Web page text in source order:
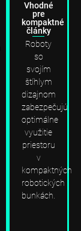
Vhodné
pre
kompaktné
články
Roboty
so
svojím
štíhlym
dizajnom
zabezpečujú
optimálne
využitie
priestoru
v
kompaktných
robotických
bunkách.